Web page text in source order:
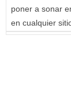
poner a sonar
en cualquier